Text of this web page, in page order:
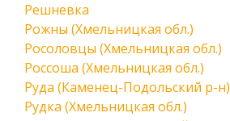
Решневка
Рожны (Хмельницкая обл.)
Росоловцы (Хмельницкая обл.)
Россоша (Хмельницкая обл.)
Руда (Каменец-Подольский р-н)
Рудка (Хмельницкая обл.)